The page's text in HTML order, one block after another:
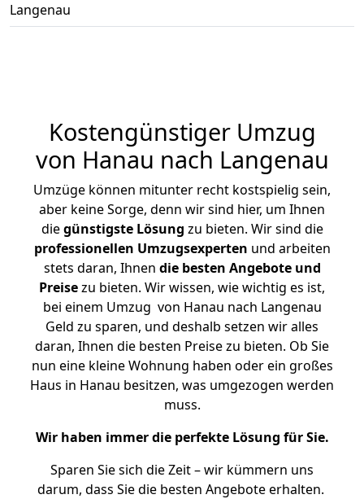
Langenau
Kostengünstiger Umzug
von Hanau nach Langenau
Umzüge können mitunter recht kostspielig sein,
aber keine Sorge, denn wir sind hier, um Ihnen
diegünstigste Lösung zu bieten. Wir sind die
professionellen Umzugsexperten und arbeiten
stets daran, Ihnen die besten Angebote und
Preisezu bieten. Wir wissen, wie wichtig es ist,
bei einem Umzug von Hanau nach Langenau
Geld zu sparen, und deshalb setzen wir alles
daran, Ihnen die besten Preise zu bieten. Ob Sie
nun eine kleine Wohnung haben oder ein großes
Haus in Hanau besitzen, was umgezogen werden
muss.
Wir haben immer die perfekte Lösung für Sie.
Sparen Sie sich die Zeit – wir kümmern uns
darum, dass Sie die besten Angebote erhalten.